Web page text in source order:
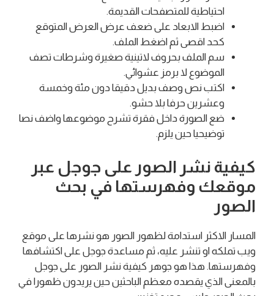
احتياطية للمتصفحات القديمة.
اضبط الابعاد على ضعف عرض العرض المتوقع
كحد اقصى ثم اضغط الملف.
سم الملف بحروف لاتينية صغيرة وشرطات تصف
الموضوع لا برمز عشوائي.
اكتب نص وصف بديل دقيقا دون مئة وخمسة
وعشرين حرفا بلا حشو.
ضع الصورة داخل فقرة تشرح موضوعها واضف نصا
توضيحيا حين يلزم.
كيفية نشر الصور على جوجل عبر
موقعك وفهرستها في بحث
الصور
المسار الاكثر استدامة لظهور الصور هو نشرها على موقع
ويب تملكه او تنشر عليه، ثم مساعدة جوجل على اكتشافها
وفهرستها. هذا هو جوهر كيفية نشر الصور على جوجل
بالمعنى الذي يقصده معظم الباحثين حين يريدون ظهورا في